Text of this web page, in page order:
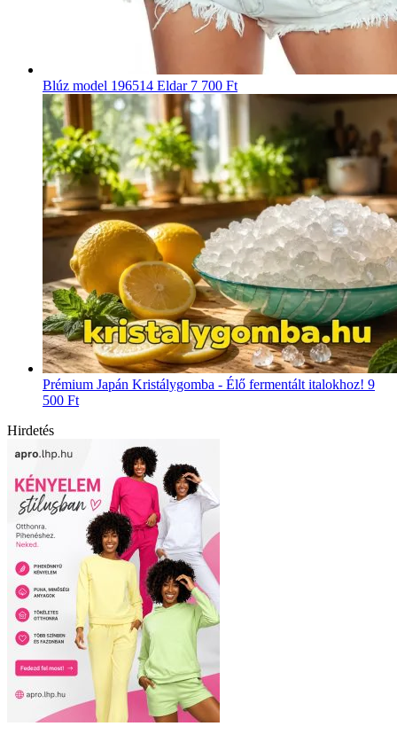
Blúz model 196514 Eldar 7 700 Ft
Prémium Japán Kristálygomba - Élő fermentált italokhoz! 9
500 Ft
Hirdetés